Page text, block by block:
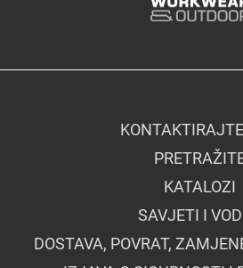
KATALOZI
SAVJETI I
DOSTAVA, POVRAT,